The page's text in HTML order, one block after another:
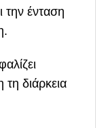
την ένταση
τη διάρκεια